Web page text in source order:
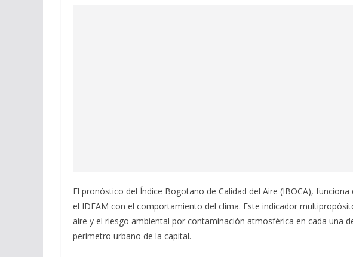
El pronóstico del Índice Bogotano de Calidad del Aire (IBOCA),
el IDEAM con el comportamiento del clima. Este indicador
aire y el riesgo ambiental por contaminación atmosférica en cada una
perímetro urbano de la capital.